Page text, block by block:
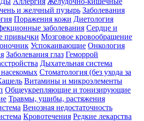
и желчный пузырь Заболевания
Поражения кожи Диетология
заболевания Сердце и
привычки Мозговое кровообращение
Успокаивающие Онкология
Заболевания глаз Геморрой
Дыхательная система
Стоматология (без ухода за
Витамины и микроэлементы
Общеукрепляющие и тонизирующие
Травмы, ушибы, растяжения
Венозная недостаточность
Кровотечения Редкие лекарства